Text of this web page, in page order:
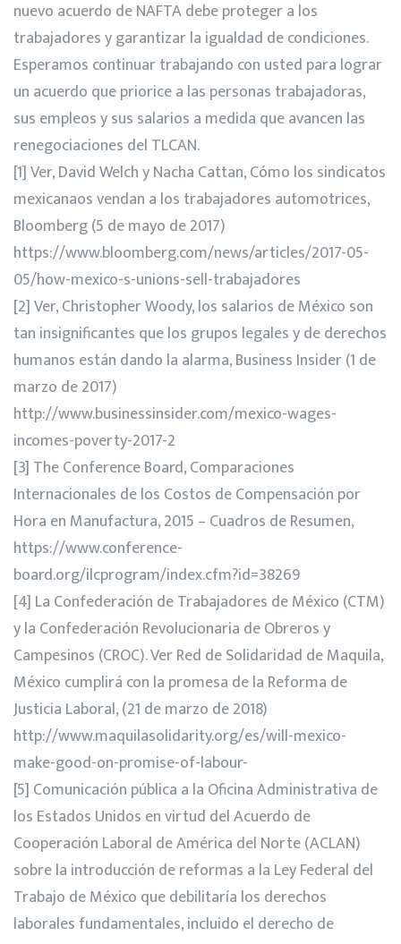
nuevo acuerdo de NAFTA debe proteger a los
trabajadores y garantizar la igualdad de condiciones.
Esperamos continuar trabajando con usted para lograr
un acuerdo que priorice a las personas trabajadoras,
sus empleos y sus salarios a medida que avancen las
renegociaciones del TLCAN.
[1] Ver, David Welch y Nacha Cattan, Cómo los sindicatos
mexicanaos vendan a los trabajadores automotrices,
Bloomberg (5 de mayo de 2017)
https://www.bloomberg.com/news/articles/2017-05-
05/how-mexico-s-unions-sell-trabajadores
[2] Ver, Christopher Woody, los salarios de México son
tan insignificantes que los grupos legales y de derechos
humanos están dando la alarma, Business Insider (1 de
marzo de 2017)
http://www.businessinsider.com/mexico-wages-
incomes-poverty-2017-2
[3] The Conference Board, Comparaciones
Internacionales de los Costos de Compensación por
Hora en Manufactura, 2015 – Cuadros de Resumen,
https://www.conference-
board.org/ilcprogram/index.cfm?id=38269
[4] La Confederación de Trabajadores de México (CTM)
y la Confederación Revolucionaria de Obreros y
Campesinos (CROC). Ver Red de Solidaridad de Maquila,
México cumplirá con la promesa de la Reforma de
Justicia Laboral, (21 de marzo de 2018)
http://www.maquilasolidarity.org/es/will-mexico-
make-good-on-promise-of-labour-
[5] Comunicación pública a la Oficina Administrativa de
los Estados Unidos en virtud del Acuerdo de
Cooperación Laboral de América del Norte (ACLAN)
sobre la introducción de reformas a la Ley Federal del
Trabajo de México que debilitaría los derechos
laborales fundamentales, incluido el derecho de